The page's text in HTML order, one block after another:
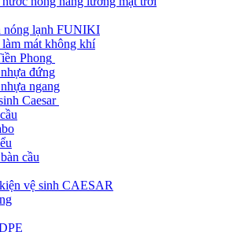
nóng lạnh FUNIKI
mát không khí
Phong
đứng
ngang
Caesar
cầu
vệ sinh CAESAR